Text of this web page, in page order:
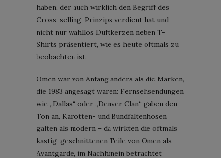
haben, der auch wirklich den Begriff des
Cross-selling-Prinzips verdient hat und
nicht nur wahllos Duftkerzen neben T-
Shirts präsentiert, wie es heute oftmals zu
beobachten ist.
Omen war von Anfang anders als die Marken,
die 1983 angesagt waren: Fernsehsendungen
wie „Dallas“ oder „Denver Clan“ gaben den
Ton an, Karotten- und Bundfaltenhosen
galten als modern – da wirkten die oftmals
kastig-geschnittenen Teile von Omen als
Avantgarde, im Nachhinein betrachtet